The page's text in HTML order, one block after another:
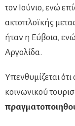
τον Ιούνιο, ενώ
ακτοπλοϊκής
ήταν η Εύβοια,
Αργολίδα.
Υπενθυμίζεται
κοινωνικού